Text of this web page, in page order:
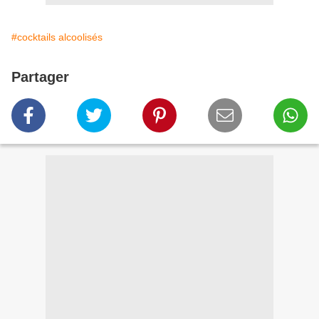
#cocktails alcoolisés
Partager